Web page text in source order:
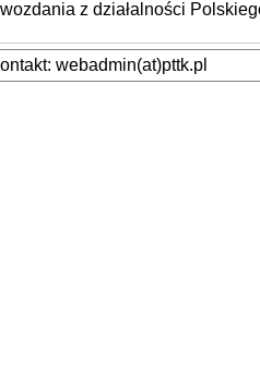
z działalności
webadmin(at)pttk.pl